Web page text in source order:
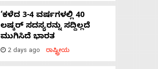
‘ಕಳೆದ 3-4 ವರ್ಷಗಳಲ್ಲಿ 40
ಲಷ್ಕರ್ ಸದಸ್ಯರನ್ನು ಸದ್ದಿಲ್ಲದೆ
ಮುಗಿಸಿದೆ ಭಾರತ
2 days ago ರಾಷ್ಟ್ರೀಯ